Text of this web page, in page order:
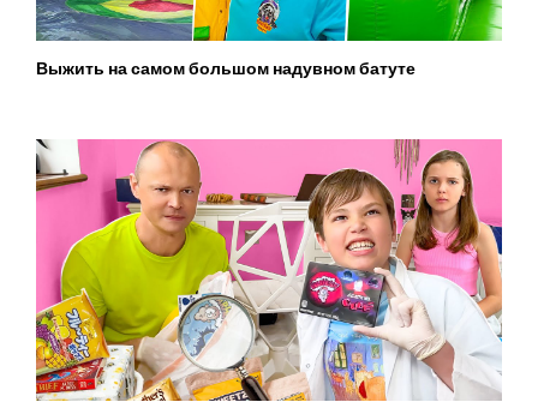
Выжить на самом большом надувном батуте